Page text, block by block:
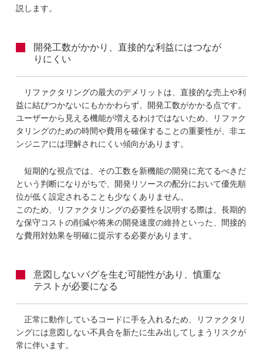
説します。
開発工数がかかり、直接的な利益にはつなが
りにくい
リファクタリングの最大のデメリットは、直接的な売上や利
益に結びつかないにもかかわらず、開発工数がかかる点です。
ユーザーから見える機能が増えるわけではないため、リファク
タリングのための時間や費用を確保することの重要性が、非エ
ンジニアには理解されにくい傾向があります。
短期的な視点では、その工数を新機能の開発に充てるべきだ
という判断になりがちで、開発リソースの配分において優先順
位が低く設定されることも少なくありません。
このため、リファクタリングの必要性を説明する際は、長期的
な保守コストの削減や将来の開発速度の維持といった、間接的
な費用対効果を明確に提示する必要があります。
意図しないバグを生む可能性があり、慎重な
テストが必要になる
正常に動作しているコードに手を入れるため、リファクタリ
ングには意図しない不具合を新たに生み出してしまうリスクが
常に伴います。